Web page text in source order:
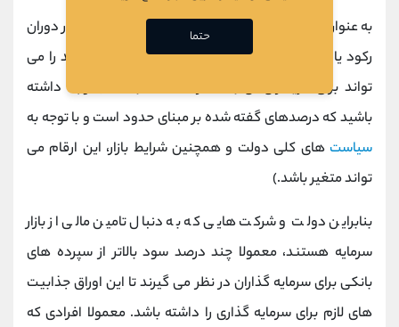
به عنوان مثال اوراق خزانه با توجه به شرایط
و اینکه در دوران
رکود یا تورم هستیم، بازدهی سالانه بین 22 تا 25 درصد را می
تواند برای خریداران آن به همراه داشته باشد. ( توجه داشته
باشید که درصدهای گفته شده بر مبنای حدود است و با توجه به
سیاست های کلی دولت و همچنین شرایط بازار، این ارقام می
تواند متغیر باشد.)
بنابراین دولت و شرکت هایی که به دنبال تامین مالی از بازار
سرمایه هستند، معمولا چند درصد سود بالاتر از سپرده های
بانکی برای سرمایه گذاران در نظر می گیرند تا این اوراق جذابیت
های لازم برای سرمایه گذاری را داشته باشد. معمولا افرادی که
حتما